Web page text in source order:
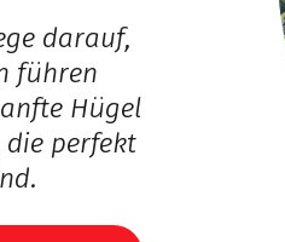
darauf,
führen
Hügel
perfekt